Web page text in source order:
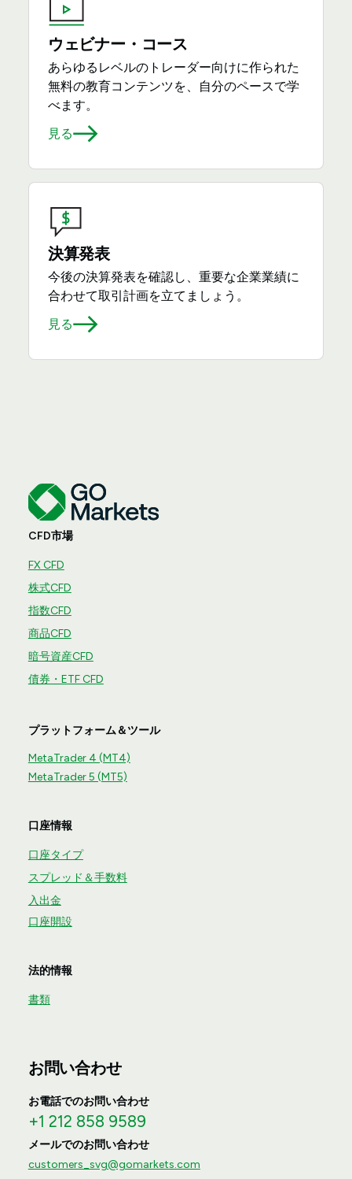
ウェビナー・コース
あらゆるレベルのトレーダー向けに作られた
無料の教育コンテンツを、自分のペースで学
べます。
見る
決算発表
今後の決算発表を確認し、重要な企業業績に
合わせて取引計画を立てましょう。
見る
CFD市場
FX CFD
株式CFD
指数CFD
商品CFD
暗号資産CFD
債券・ETF CFD
プラットフォーム＆ツール
MetaTrader 4 (MT4)
MetaTrader 5 (MT5)
口座情報
口座タイプ
スプレッド＆手数料
入出金
口座開設
法的情報
書類
お問い合わせ
お電話でのお問い合わせ
+1 212 858 9589
メールでのお問い合わせ
customers_svg@gomarkets.com